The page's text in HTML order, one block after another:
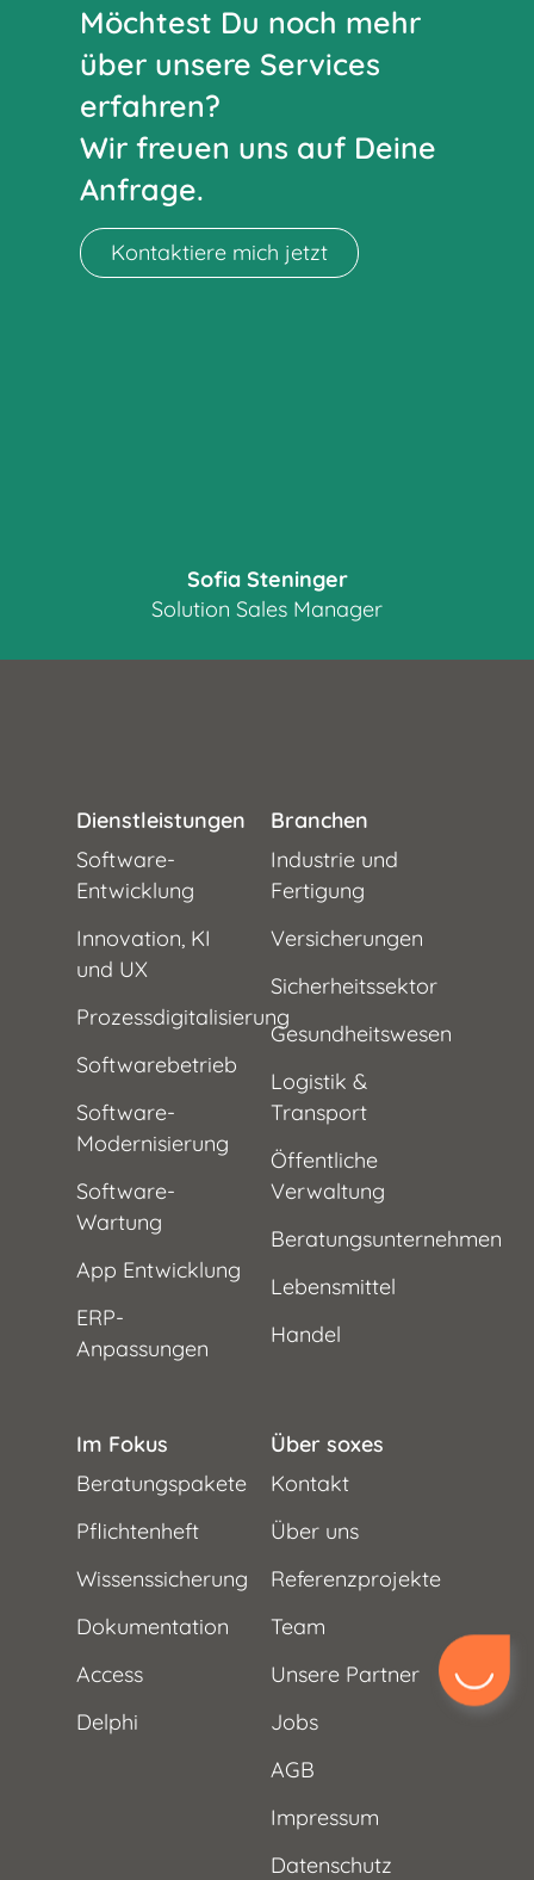
Möchtest Du noch mehr
über unsere Services
erfahren?
Wir freuen uns auf Deine
Anfrage.
Kontaktiere mich jetzt
Sofia Steninger
Solution Sales Manager
Dienstleistungen
Software-
Entwicklung
Innovation, KI
und UX
Prozessdigitalisierung
Softwarebetrieb
Software-
Modernisierung
Software-
Wartung
App Entwicklung
ERP-
Anpassungen
Branchen
Industrie und
Fertigung
Versicherungen
Sicherheitssektor
Gesundheitswesen
Logistik &
Transport
Öffentliche
Verwaltung
Beratungsunternehmen
Lebensmittel
Handel
Im Fokus
Beratungspakete
Pflichtenheft
Wissenssicherung
Dokumentation
Access
Delphi
Über soxes
Kontakt
Über uns
Referenzprojekte
Team
Unsere Partner
Jobs
AGB
Impressum
Datenschutz